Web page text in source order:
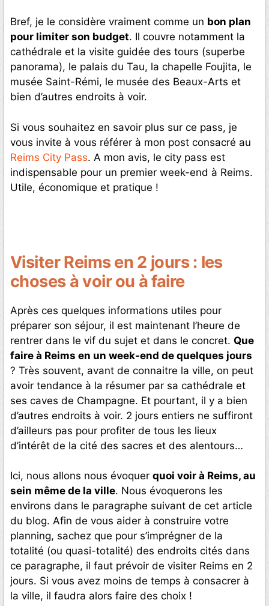
Bref, je le considère vraiment comme un bon plan
pour limiter son budget. Il couvre notamment la
cathédrale et la visite guidée des tours (superbe
panorama), le palais du Tau, la chapelle Foujita, le
musée Saint-Rémi, le musée des Beaux-Arts et
bien d’autres endroits à voir.
Si vous souhaitez en savoir plus sur ce pass, je
vous invite à vous référer à mon post consacré au
Reims City Pass. A mon avis, le city pass est
indispensable pour un premier week-end à Reims.
Utile, économique et pratique !
Visiter Reims en 2 jours : les
choses à voir ou à faire
Après ces quelques informations utiles pour
préparer son séjour, il est maintenant l’heure de
rentrer dans le vif du sujet et dans le concret. Que
faire à Reims en un week-end de quelques jours
? Très souvent, avant de connaitre la ville, on peut
avoir tendance à la résumer par sa cathédrale et
ses caves de Champagne. Et pourtant, il y a bien
d’autres endroits à voir. 2 jours entiers ne suffiront
d’ailleurs pas pour profiter de tous les lieux
d’intérêt de la cité des sacres et des alentours…
Ici, nous allons nous évoquer quoi voir à Reims, au
sein même de la ville. Nous évoquerons les
environs dans le paragraphe suivant de cet article
du blog. Afin de vous aider à construire votre
planning, sachez que pour s’imprégner de la
totalité (ou quasi-totalité) des endroits cités dans
ce paragraphe, il faut prévoir de visiter Reims en 2
jours. Si vous avez moins de temps à consacrer à
la ville, il faudra alors faire des choix !